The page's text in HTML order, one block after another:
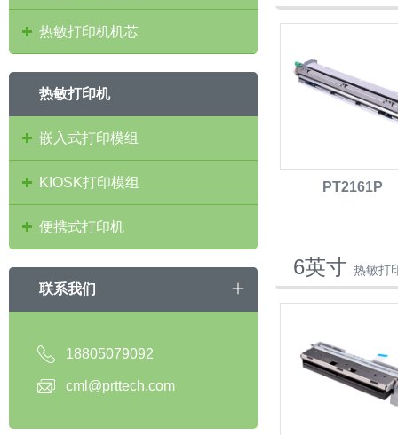
热敏打印机机芯
热敏打印机
嵌入式打印模组
KIOSK打印模组
便携式打印机
联系我们
18805079092
cml@prttech.com
PT2161P
6英寸 热敏打